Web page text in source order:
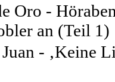
Oro -
an (Teil 1)
- ‚Keine